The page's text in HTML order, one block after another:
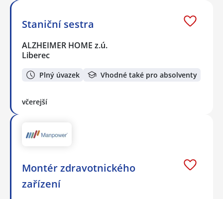
Staniční sestra
ALZHEIMER HOME z.ú.
Liberec
Plný úvazek Vhodné také pro absolventy
včerejší
Montér zdravotnického
zařízení